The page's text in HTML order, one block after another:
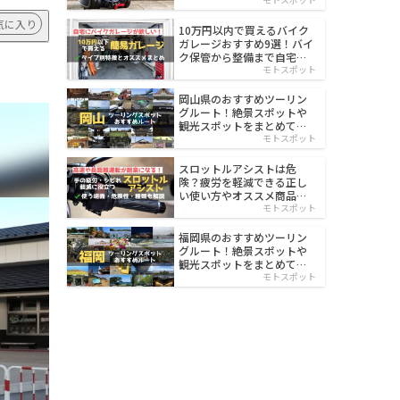
に入り
10万円以内で買えるバイク
ガレージおすすめ9選！バイ
ク保管から整備まで自宅で
モトスポット
岡山県のおすすめツーリン
グルート！絶景スポットや
観光スポットをまとめて紹
モトスポット
スロットルアシストは危
険？疲労を軽減できる正し
い使い方やオススメ商品を
モトスポット
福岡県のおすすめツーリン
グルート！絶景スポットや
観光スポットをまとめて紹
モトスポット